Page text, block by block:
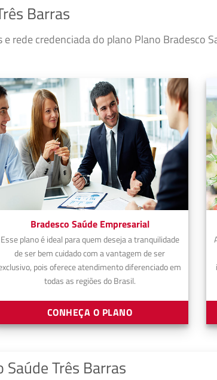
Barras
rede credenciada do plano Plano Bradesco
Bradesco Saúde Empresarial
Esse plano é ideal para quem deseja a tranquilidade
de ser bem cuidado com a vantagem de ser
pois oferece atendimento diferenciado em
todas as regiões do Brasil.
CONHEÇA O PLANO
Saúde Três Barras